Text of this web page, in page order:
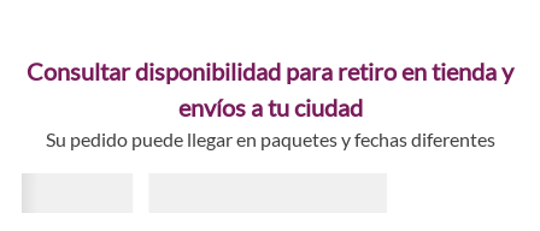
Consultar disponibilidad para retiro en tienda y
envíos a tu ciudad
Su pedido puede llegar en paquetes y fechas diferentes